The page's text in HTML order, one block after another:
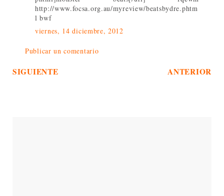
http://www.focsa.org.au/myreview/beatsbydre.phtm
l bwf
viernes, 14 diciembre, 2012
Publicar un comentario
SIGUIENTE ANTERIOR